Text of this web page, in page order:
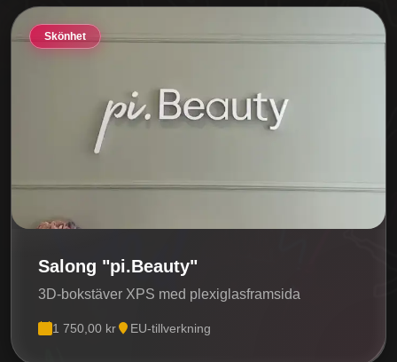
Skönhet
Salong "pi.Beauty"
3D-bokstäver XPS med plexiglasframsida
1 750,00 kr EU-tillverkning